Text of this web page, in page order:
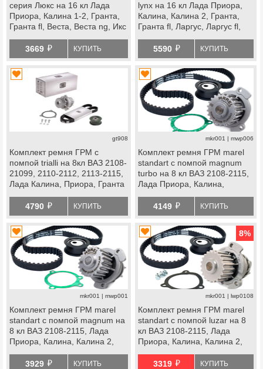
серия Люкс на 16 кл Лада
Приора, Калина 1-2, Гранта,
Гранта fl, Веста, Веста ng, Икс
ВАЗ 2114 Супер Авто, datsun
3669 й КУПИТЬ
lynx на 16 кл Лада Приора,
Калина, Калина 2, Гранта,
Гранта fl, Ларгус, Ларгус fl,
5590 й КУПИТЬ
gt908
Комплект ремня ГРМ с
помпой trialli на 8кл ВАЗ 2108-
21099, 2110-2112, 2113-2115,
Лада Калина, Приора, Гранта
4790 й КУПИТЬ
mkr001 | mwp006
Комплект ремня ГРМ marel
standart с помпой magnum
turbo на 8 кл ВАЗ 2108-2115,
Лада Приора, Калина,
4149 й КУПИТЬ
mkr001 | mwp001
Комплект ремня ГРМ marel
standart с помпой magnum на
8 кл ВАЗ 2108-2115, Лада
Приора, Калина, Калина 2,
3929 й КУПИТЬ
8%
mkr001 | lwp0108
Комплект ремня ГРМ marel
standart с помпой luzar на 8
кл ВАЗ 2108-2115, Лада
Приора, Калина, Калина 2,
3319 й КУПИТЬ